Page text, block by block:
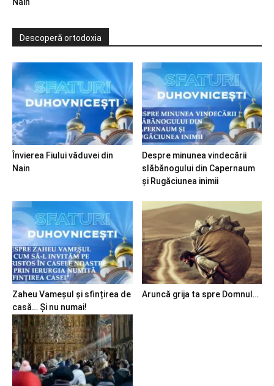
Descoperă ortodoxia
Învierea Fiului văduvei din
Nain
Despre minunea vindecării
slăbănogului din Capernaum
și Rugăciunea inimii
Zaheu Vameșul și sfințirea de
casă… Și nu numai!
Aruncă grija ta spre Domnul…